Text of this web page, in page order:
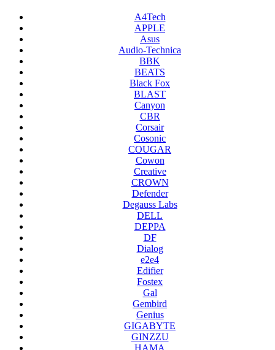
A4Tech
APPLE
Asus
Audio-Technica
BBK
BEATS
Black Fox
BLAST
Canyon
CBR
Corsair
Cosonic
COUGAR
Cowon
Creative
CROWN
Defender
Degauss Labs
DELL
DEPPA
DF
Dialog
e2e4
Edifier
Fostex
Gal
Gembird
Genius
GIGABYTE
GINZZU